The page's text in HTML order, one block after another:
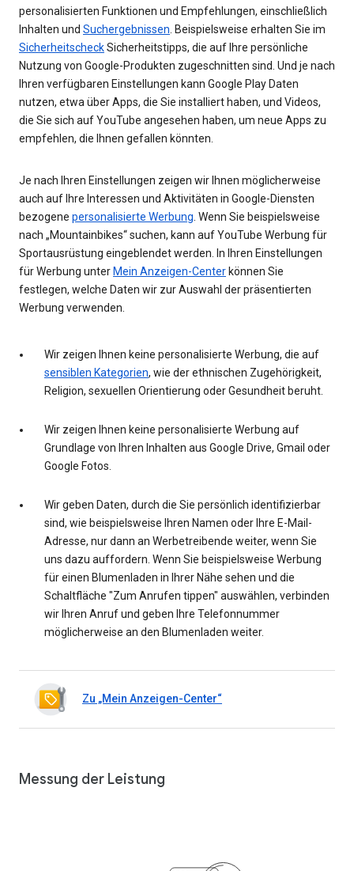
personalisierten Funktionen und Empfehlungen, einschließlich
Inhalten und Suchergebnissen . Beispielsweise erhalten Sie im
SicherheitscheckSicherheitstipps, die auf Ihre persönliche
Nutzung von Google-Produkten zugeschnitten sind. Und je nach
Ihren verfügbaren Einstellungen kann Google Play Daten
nutzen, etwa über Apps, die Sie installiert haben, und Videos,
die Sie sich auf YouTube angesehen haben, um neue Apps zu
empfehlen, die Ihnen gefallen könnten.
Je nach Ihren Einstellungen zeigen wir Ihnen möglicherweise
auch auf Ihre Interessen und Aktivitäten in Google-Diensten
bezogene personalisierte Werbung . Wenn Sie beispielsweise
nach „Mountainbikes“ suchen, kann auf YouTube Werbung für
Sportausrüstung eingeblendet werden. In Ihren Einstellungen
für Werbung unterMein Anzeigen-Centerkönnen Sie
festlegen, welche Daten wir zur Auswahl der präsentierten
Werbung verwenden.
Wir zeigen Ihnen keine personalisierte Werbung, die auf
sensiblen Kategorien, wie der ethnischen Zugehörigkeit,
Religion, sexuellen Orientierung oder Gesundheit beruht.
Wir zeigen Ihnen keine personalisierte Werbung auf
Grundlage von Ihren Inhalten aus Google Drive, Gmail oder
Google Fotos.
Wir geben Daten, durch die Sie persönlich identifizierbar
sind, wie beispielsweise Ihren Namen oder Ihre E-Mail-
Adresse, nur dann an Werbetreibende weiter, wenn Sie
uns dazu auffordern. Wenn Sie beispielsweise Werbung
für einen Blumenladen in Ihrer Nähe sehen und die
Schaltfläche "Zum Anrufen tippen" auswählen, verbinden
wir Ihren Anruf und geben Ihre Telefonnummer
möglicherweise an den Blumenladen weiter.
Zu „Mein Anzeigen-Center“
Messung der Leistung